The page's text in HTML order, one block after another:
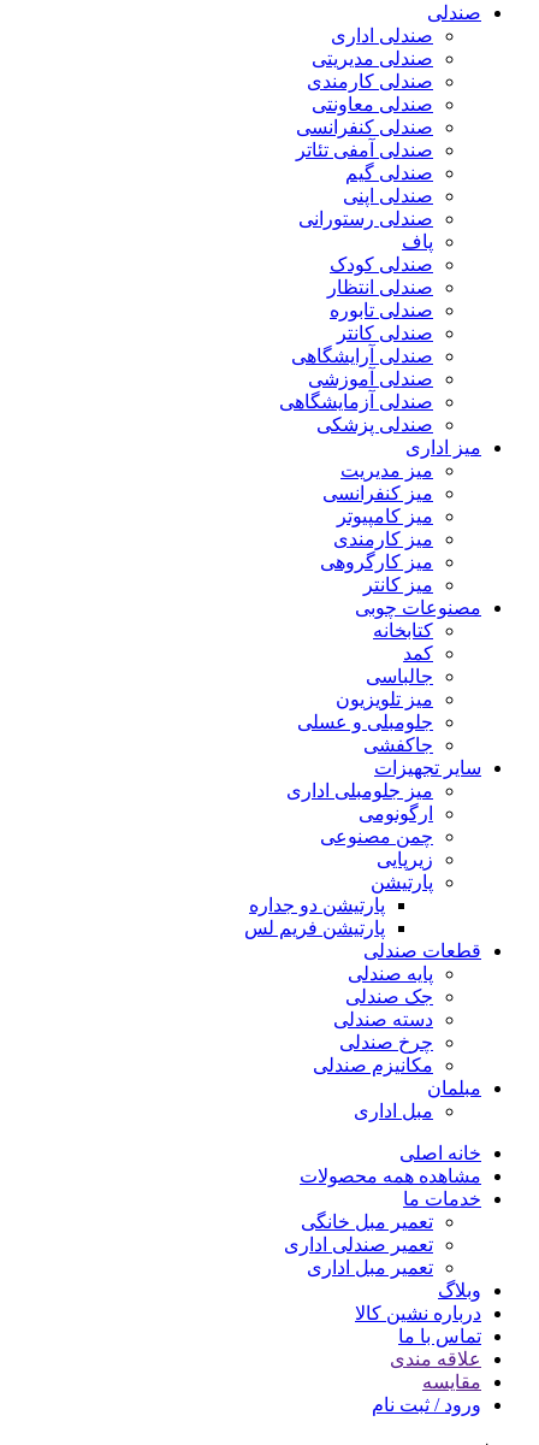
صندلی
صندلی اداری
صندلی مدیریتی
صندلی کارمندی
صندلی معاونتی
صندلی کنفرانسی
صندلی آمفی تئاتر
صندلی گیم
صندلی اپنی
صندلی رستورانی
پاف
صندلی کودک
صندلی انتظار
صندلی تابوره
صندلی کانتر
صندلی آرایشگاهی
صندلی آموزشی
صندلی آزمایشگاهی
صندلی پزشکی
میز اداری
میز مدیریت
میز کنفرانسی
میز کامپیوتر
میز کارمندی
میز کارگروهی
میز کانتر
مصنوعات چوبی
کتابخانه
کمد
جالباسی
میز تلویزیون
جلومبلی و عسلی
جاکفشی
سایر تجهیزات
میز جلومبلی اداری
ارگونومی
چمن مصنوعی
زیرپایی
پارتیشن
پارتیشن دو جداره
پارتیشن فریم لس
قطعات صندلی
پایه صندلی
جک صندلی
دسته صندلی
چرخ صندلی
مکانیزم صندلی
مبلمان
مبل اداری
خانه اصلی
مشاهده همه محصولات
خدمات ما
تعمیر مبل خانگی
تعمیر صندلی اداری
تعمیر مبل اداری
وبلاگ
درباره نشین کالا
تماس با ما
علاقه مندی
مقایسه
ورود / ثبت نام